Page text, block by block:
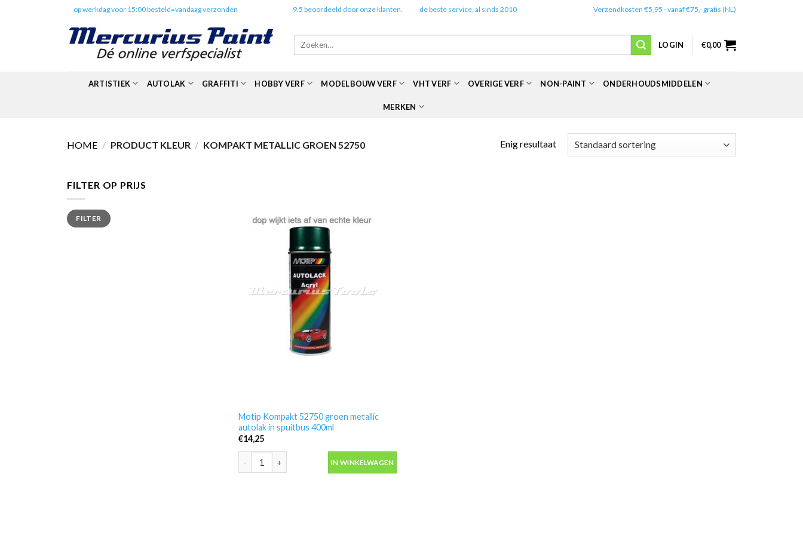
op werkdag voor 15:00 besteld=vandaag verzonden 9.5 beoordeeld door onze klanten. de beste service, al sinds 2010 Verzendkosten €5,95 - vanaf €75,- gratis (NL)
Zoeken
LOGIN €0,00
ARTISTIEK AUTOLAK GRAFFITI HOBBY VERF MODELBOUW VERF VHT VERF OVERIGE VERF NON-PAINT ONDERHOUDSMIDDELEN
MERKEN
HOME / PRODUCT KLEUR / KOMPAKT METALLIC GROEN 52750 Enig resultaat
FILTER OP PRIJS
Min.
prijs
Max.
prijsFILTER
Motip Kompakt 52750 groen metallic
autolak in spuitbus 400ml
€14,25
Motip Kompakt 52750 groen metallic autolak in spuitbus 400ml aantal
IN WINKELWAGEN